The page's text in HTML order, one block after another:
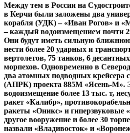
Между тем в России на
в Керчи были заложены два
корабля (УДК) – «Иван Рогов» и
– каждый водоизмещением почти
Они будут иметь сильную
нести более 20 ударных и
вертолетов, 75 танков, 6
морпехов. Одновременно в
два атомных подводных
(АПРК) проекта 885М «Ясень-М».
водоизмещение более 13 тыс. т,
ракет «Калибр»,
ракеты «Оникс» и
другое вооружение и более 30
назвали «Владивосток» и